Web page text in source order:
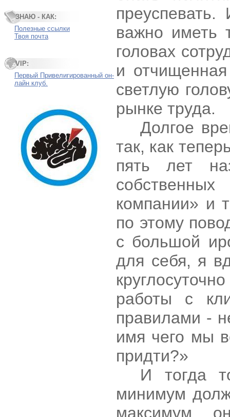
ЗНАЮ - КАК:
Полезные ссылки
Твоя почта
VIP:
Первый Привелигированный он-
лайн клуб.
важно иметь
головах
и
светлую
рынке труда.
Долгое
так, как
пять лет
компании» и
по этому
с большой
для себя, я
работы с
правилами -
имя чего мы
придти?»
И тогда
минимум
максимум